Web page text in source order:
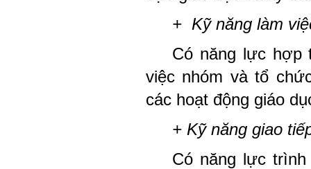
+ Kỹ năng làm
Có năng lực hợp
việc nhóm và tổ
các hoạt động giáo
+ Kỹ năng giao
Có năng lực